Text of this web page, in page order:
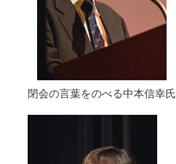
閉会の言葉をのべる中本信幸氏